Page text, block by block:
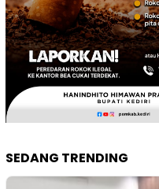
SEDANG TRENDING